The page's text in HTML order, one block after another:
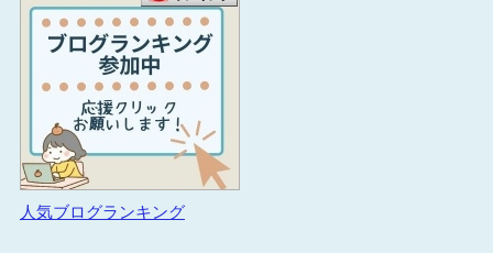
人気ブログランキング